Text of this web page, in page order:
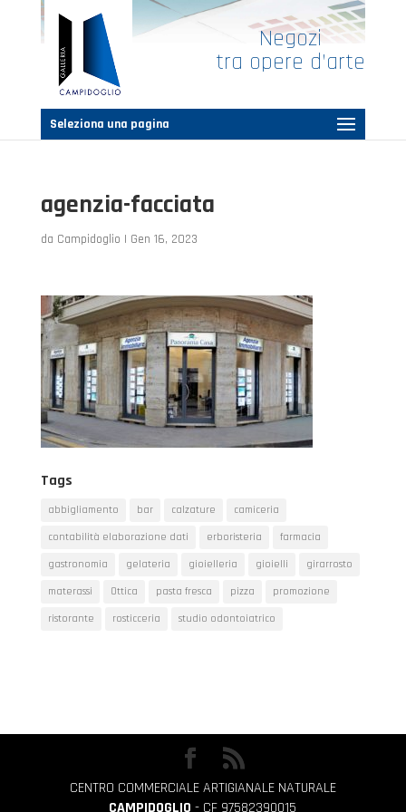
Negozi
tra opere d’arte
Seleziona una pagina
agenzia-facciata
da Campidoglio | Gen 16, 2023
Tags
abbigliamento bar calzature
camiceria
contabilità elaborazione dati
erboristeria
farmacia
gastronomia
gelateria gioielleria gioielli
girarrosto
materassi
Ottica pasta fresca pizza
promozione
ristorante
rosticceria studio odontoiatrico
CENTRO COMMERCIALE ARTIGIANALE NATURALE
CAMPIDOGLIO - CF 97582390015